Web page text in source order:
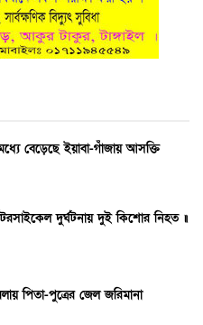
বেড়েছে ইয়াবা-গাঁজায় আসক্তি
দুর্ঘটনায় দুই কিশোর নিহত ॥
পিতা-পুত্রের জেল জরিমানা